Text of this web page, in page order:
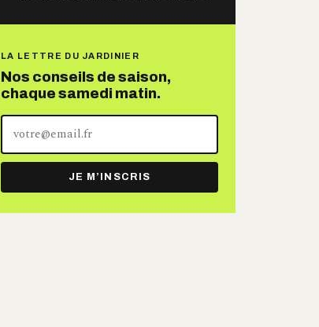
LA LETTRE DU JARDINIER
Nos conseils de saison,
chaque samedi matin.
adresse
mail
JE M’INSCRIS